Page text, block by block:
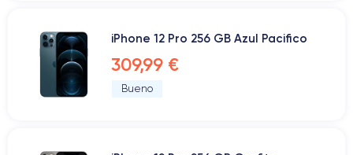
iPhone 12 Pro 256 GB Azul Pacifico
309,99 €
Bueno